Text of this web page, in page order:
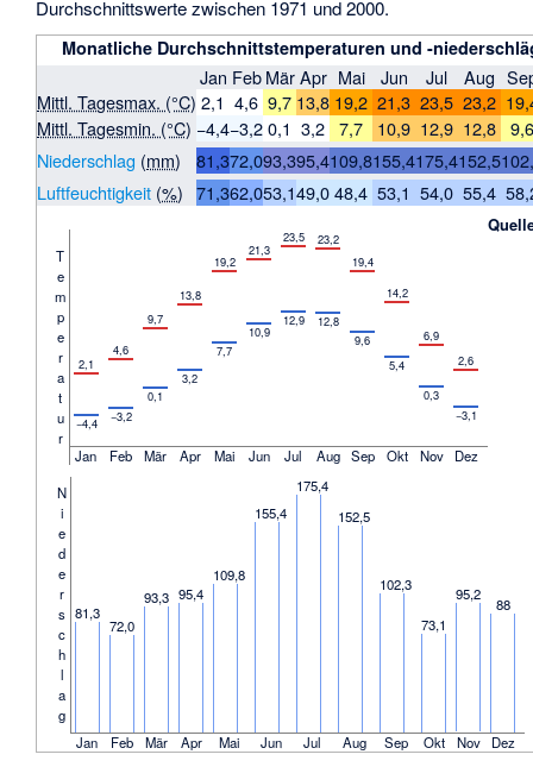
Durchschnittswerte zwischen 1971 und 2000.
Monatliche Durchschnittstemperaturen und -
Jan FebMärApr Mai Jun Jul Aug
Mittl. Tagesmax. (°C) 2,1 4,6 9,7 13,8 19,2 21,3 23,5 23,2
Mittl. Tagesmin. (°C) −4,4−3,2 0,1 3,2 7,7 10,9 12,9 12,8
Niederschlag (mm) 81,372,093,395,4109,8155,4175,4152,5
Luftfeuchtigkeit (%) 71,362,053,149,0 48,4 53,1 54,0 55,4
T
e
m
p
e
r
a
t
u
r
2,1
−4,4
4,6
−3,2
9,7
0,1
13,8
3,2
19,2
7,7
21,3
10,9
23,5
12,9
23,2
12,8
19,4
9,6
14,2
5,4
6,9
0,3
2,6
−3,1
Jan Feb Mär Apr Mai Jun Jul Aug Sep Okt Nov
Dez
N
i
e
d
e
r
s
c
h
l
a
g
81,3
72,0
93,3 95,4
109,8
155,4
175,4
152,5
102,3
73,1
95,2
88
Jan Feb Mär Apr Mai Jun Jul Aug Sep Okt Nov Dez